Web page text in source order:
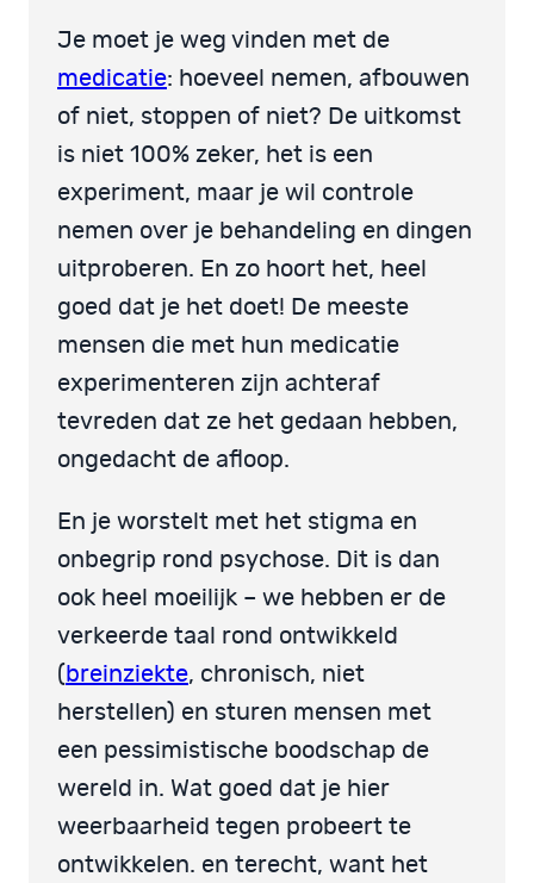
Je moet je weg vinden met de
medicatie: hoeveel nemen, afbouwen
of niet, stoppen of niet? De uitkomst
is niet 100% zeker, het is een
experiment, maar je wil controle
nemen over je behandeling en dingen
uitproberen. En zo hoort het, heel
goed dat je het doet! De meeste
mensen die met hun medicatie
experimenteren zijn achteraf
tevreden dat ze het gedaan hebben,
ongedacht de afloop.
En je worstelt met het stigma en
onbegrip rond psychose. Dit is dan
ook heel moeilijk – we hebben er de
verkeerde taal rond ontwikkeld
( breinziekte, chronisch, niet
herstellen) en sturen mensen met
een pessimistische boodschap de
wereld in. Wat goed dat je hier
weerbaarheid tegen probeert te
ontwikkelen. en terecht, want het